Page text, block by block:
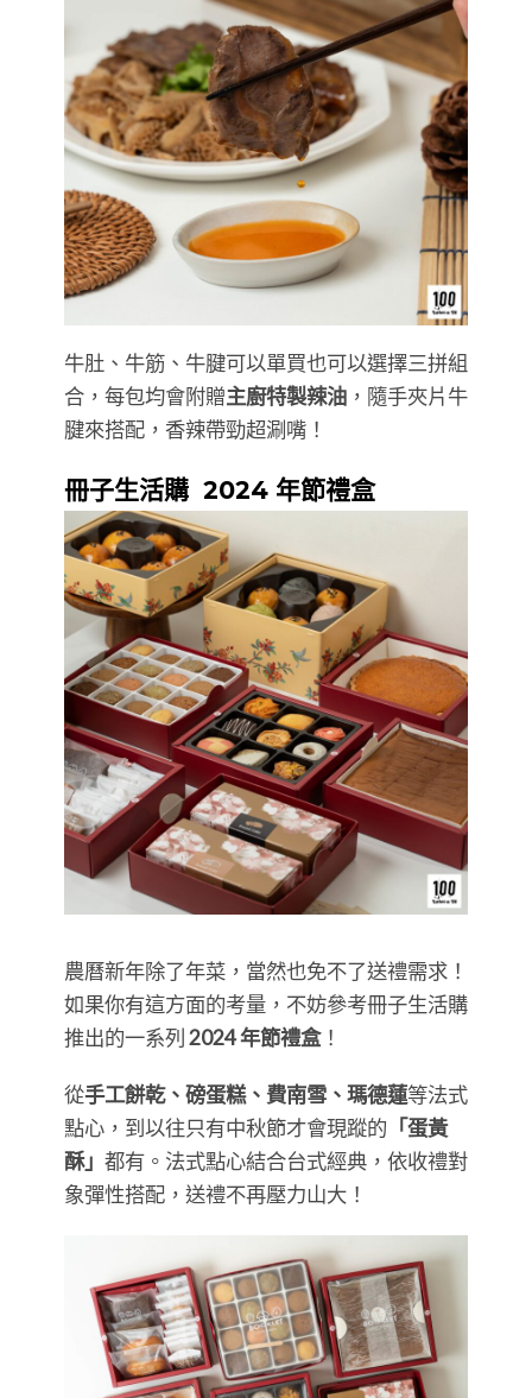
牛肚、牛筋、牛腱可以單買也可以選擇三拼組
合，每包均會附贈主廚特製辣油 ，隨手夾片牛
腱來搭配，香辣帶勁超涮嘴！
冊子生活購 2024 年節禮盒
農曆新年除了年菜，當然也免不了送禮需求！
如果你有這方面的考量，不妨參考冊子生活購
推出的一系列 2024 年節禮盒！
從手工餅乾、磅蛋糕、費南雪、瑪德蓮等法式
點心，到以往只有中秋節才會現蹤的 「蛋黃
酥」 都有。法式點心結合台式經典，依收禮對
象彈性搭配，送禮不再壓力山大！